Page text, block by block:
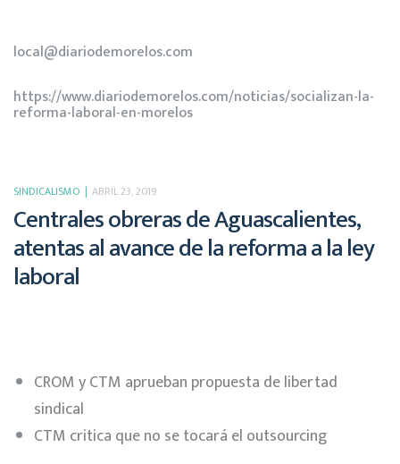
local@diariodemorelos.com
https://www.diariodemorelos.com/noticias/socializan-la-
reforma-laboral-en-morelos
SINDICALISMO ABRIL 23, 2019
Centrales obreras de Aguascalientes,
atentas al avance de la reforma a la ley
laboral
CROM y CTM aprueban propuesta de libertad
sindical
CTM critica que no se tocará el outsourcing